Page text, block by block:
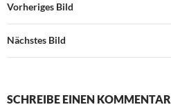
Vorheriges Bild
Nächstes Bild
SCHREIBE EINEN KOMMENTAR